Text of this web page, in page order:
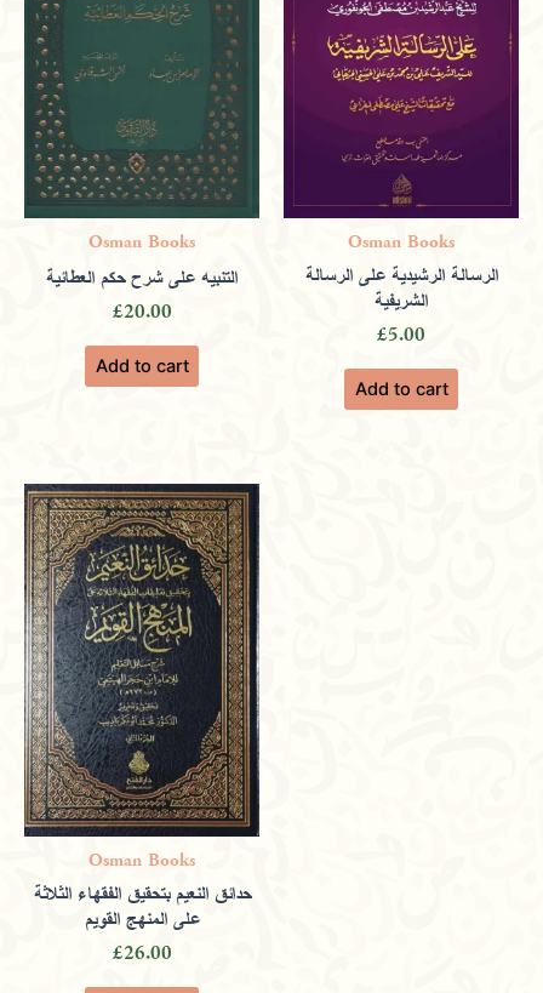
Osman Books
التنبيه على شرح حكم العطائية
£20.00
Add to cart
Osman Books
الرسالة الرشيدية على الرسالة
الشريفية
£5.00
Add to cart
Osman Books
حدائق النعيم بتحقيق الفقهاء الثلاثة
على المنهج القويم
£26.00